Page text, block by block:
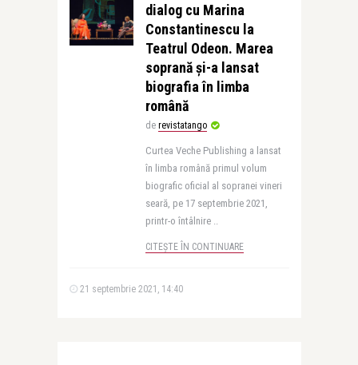
dialog cu Marina
Constantinescu la
Teatrul Odeon. Marea
soprană și-a lansat
biografia în limba
română
de revistatango
Curtea Veche Publishing a lansat
în limba română primul volum
biografic oficial al sopranei vineri
seară, pe 17 septembrie 2021,
printr-o întâlnire ..
CITEȘTE ÎN CONTINUARE
21 septembrie 2021, 14:40